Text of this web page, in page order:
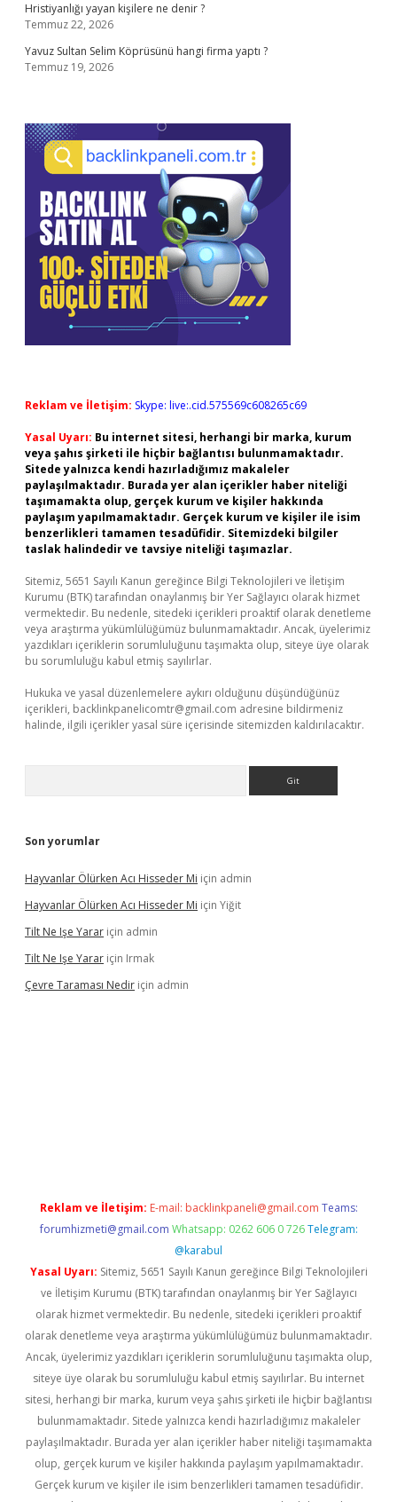
Hristiyanlığı yayan kişilere ne denir ?
Temmuz 22, 2026
Yavuz Sultan Selim Köprüsünü hangi firma yaptı ?
Temmuz 19, 2026
Reklam ve İletişim: Skype: live:.cid.575569c608265c69
Yasal Uyarı: Bu internet sitesi, herhangi bir marka, kurum
veya şahıs şirketi ile hiçbir bağlantısı bulunmamaktadır.
Sitede yalnızca kendi hazırladığımız makaleler
paylaşılmaktadır. Burada yer alan içerikler haber niteliği
taşımamakta olup, gerçek kurum ve kişiler hakkında
paylaşım yapılmamaktadır. Gerçek kurum ve kişiler ile isim
benzerlikleri tamamen tesadüfidir. Sitemizdeki bilgiler
taslak halindedir ve tavsiye niteliği taşımazlar.
Sitemiz, 5651 Sayılı Kanun gereğince Bilgi Teknolojileri ve İletişim
Kurumu (BTK) tarafından onaylanmış bir Yer Sağlayıcı olarak hizmet
vermektedir. Bu nedenle, sitedeki içerikleri proaktif olarak denetleme
veya araştırma yükümlülüğümüz bulunmamaktadır. Ancak, üyelerimiz
yazdıkları içeriklerin sorumluluğunu taşımakta olup, siteye üye olarak
bu sorumluluğu kabul etmiş sayılırlar.
Hukuka ve yasal düzenlemelere aykırı olduğunu düşündüğünüz
içerikleri, backlinkpanelicomtr@gmail.com adresine bildirmeniz
halinde, ilgili içerikler yasal süre içerisinde sitemizden kaldırılacaktır.
Son yorumlar
Hayvanlar Ölürken Acı Hisseder Mi için admin
Hayvanlar Ölürken Acı Hisseder Mi için Yiğit
Tilt Ne Işe Yarar için admin
Tilt Ne Işe Yarar için Irmak
Çevre Taraması Nedir için admin
Reklam ve İletişim: E-mail: backlinkpaneli@gmail.com Teams:
forumhizmeti@gmail.com Whatsapp: 0262 606 0 726 Telegram:
@karabul
Yasal Uyarı: Sitemiz, 5651 Sayılı Kanun gereğince Bilgi Teknolojileri
ve İletişim Kurumu (BTK) tarafından onaylanmış bir Yer Sağlayıcı
olarak hizmet vermektedir. Bu nedenle, sitedeki içerikleri proaktif
olarak denetleme veya araştırma yükümlülüğümüz bulunmamaktadır.
Ancak, üyelerimiz yazdıkları içeriklerin sorumluluğunu taşımakta olup,
siteye üye olarak bu sorumluluğu kabul etmiş sayılırlar. Bu internet
sitesi, herhangi bir marka, kurum veya şahıs şirketi ile hiçbir bağlantısı
bulunmamaktadır. Sitede yalnızca kendi hazırladığımız makaleler
paylaşılmaktadır. Burada yer alan içerikler haber niteliği taşımamakta
olup, gerçek kurum ve kişiler hakkında paylaşım yapılmamaktadır.
Gerçek kurum ve kişiler ile isim benzerlikleri tamamen tesadüfidir.